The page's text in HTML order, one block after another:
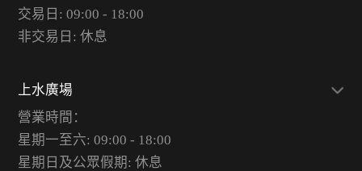
交易日: 09:00 - 18:00
非交易日: 休息
上水廣場
營業時間：
星期一至六: 09:00 - 18:00
星期日及公眾假期: 休息